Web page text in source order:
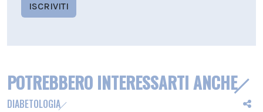
ISCRIVITI
POTREBBERO INTERESSARTI ANCHE
DIABETOLOGIA